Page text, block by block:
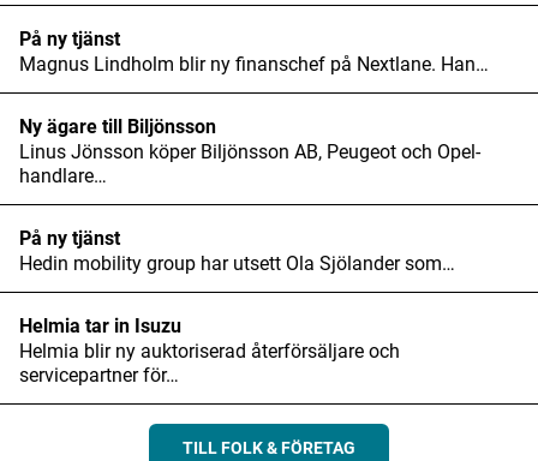
På ny tjänst
Magnus Lindholm blir ny finanschef på Nextlane. Han…
Ny ägare till Biljönsson
Linus Jönsson köper Biljönsson AB, Peugeot och Opel-
handlare…
På ny tjänst
Hedin mobility group har utsett Ola Sjölander som…
Helmia tar in Isuzu
Helmia blir ny auktoriserad återförsäljare och
servicepartner för…
TILL FOLK & FÖRETAG